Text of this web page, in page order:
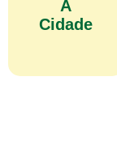
A
Cidade